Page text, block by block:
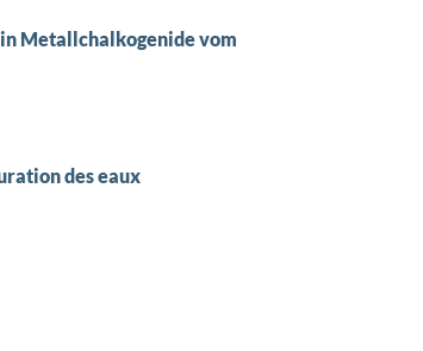
Metallchalkogenide vom
des eaux